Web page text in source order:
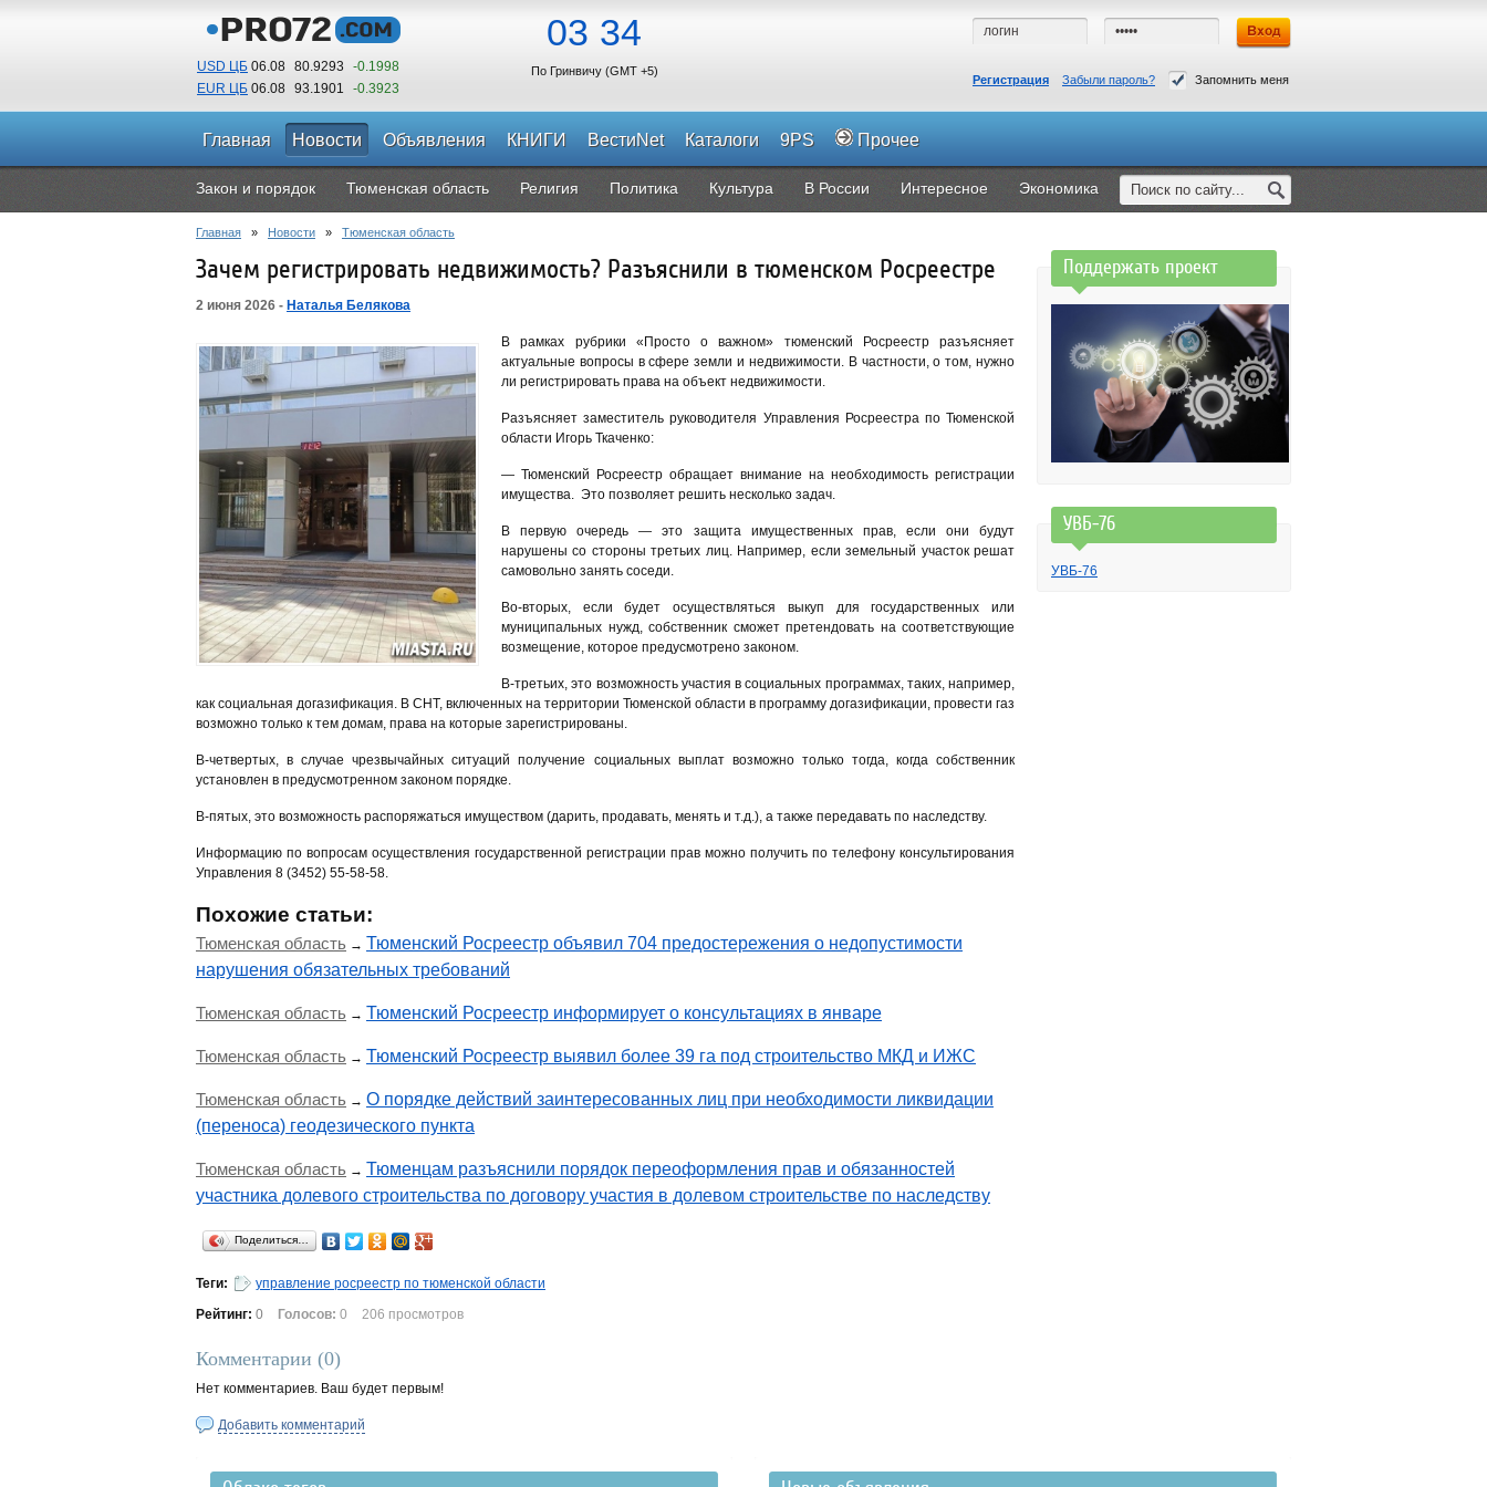
USD ЦБ 06.08 80.9293 -0.1998
EUR ЦБ 06.08 93.1901 -0.3923
03 34
По Гринвичу (GMT +5)
Регистрация Забыли пароль? Запомнить меня
Главная Новости Объявления КНИГИ ВестиNet Каталоги 9PS Прочее
Закон и порядок Тюменская область Религия Политика Культура В России Интересное Экономика
Главная » Новости » Тюменская область
Зачем регистрировать недвижимость? Разъяснили в тюменском Росреестре
2 июня 2026 - Наталья Белякова
В рамках рубрики «Просто о важном» тюменский Росреестр разъясняет
актуальные вопросы в сфере земли и недвижимости. В частности, о том, нужно
ли регистрировать права на объект недвижимости.
Разъясняет заместитель руководителя Управления Росреестра по Тюменской
области Игорь Ткаченко:
— Тюменский Росреестр обращает внимание на необходимость регистрации
имущества. Это позволяет решить несколько задач.
В первую очередь — это защита имущественных прав, если они будут
нарушены со стороны третьих лиц. Например, если земельный участок решат
самовольно занять соседи.
Во-вторых, если будет осуществляться выкуп для государственных или
муниципальных нужд, собственник сможет претендовать на соответствующие
возмещение, которое предусмотрено законом.
В-третьих, это возможность участия в социальных программах, таких, например,
как социальная догазификация. В СНТ, включенных на территории Тюменской области в программу догазификации, провести газ
возможно только к тем домам, права на которые зарегистрированы.
В-четвертых, в случае чрезвычайных ситуаций получение социальных выплат возможно только тогда, когда собственник
установлен в предусмотренном законом порядке.
В-пятых, это возможность распоряжаться имуществом (дарить, продавать, менять и т.д.), а также передавать по наследству.
Информацию по вопросам осуществления государственной регистрации прав можно получить по телефону консультирования
Управления 8 (3452) 55-58-58.
Похожие статьи:
Тюменская область → Тюменский Росреестр объявил 704 предостережения о недопустимости
нарушения обязательных требований
Тюменская область → Тюменский Росреестр информирует о консультациях в январе
Тюменская область → Тюменский Росреестр выявил более 39 га под строительство МКД и ИЖС
Тюменская область → О порядке действий заинтересованных лиц при необходимости ликвидации
(переноса) геодезического пункта
Тюменская область → Тюменцам разъяснили порядок переоформления прав и обязанностей
участника долевого строительства по договору участия в долевом строительстве по наследству
Поделиться…
Теги:
управление росреестр по тюменской области
Рейтинг: 0 Голосов: 0 206 просмотров
Комментарии (0)
Нет комментариев. Ваш будет первым!
Добавить комментарий
Поддержать проект
УВБ-76
УВБ-76